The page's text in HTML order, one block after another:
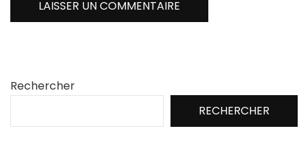
Rechercher
RECHERCHER